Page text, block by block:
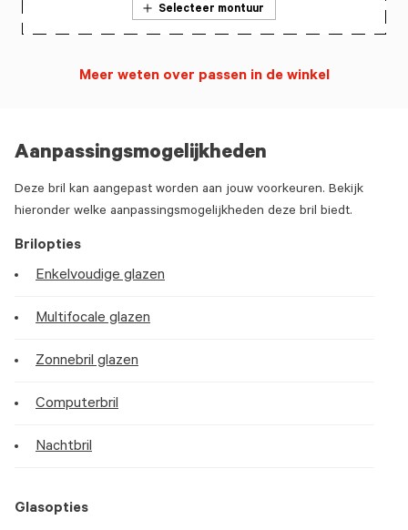
Aanpassingsmogelijkheden
Deze bril kan aangepast worden aan jouw voorkeuren. Bekijk
hieronder welke aanpassingsmogelijkheden deze bril biedt.
Brilopties
Enkelvoudige glazen
Multifocale glazen
Zonnebril glazen
Computerbril
Nachtbril
Glasopties
Selecteer montuur
Meer weten over passen in de winkel